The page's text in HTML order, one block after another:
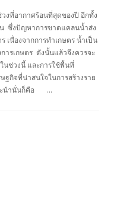
งที่อากาศร้อนที่สุดของปี อีกทั้ง
ซึ่งปัญหาการขาดแคลนน้ำส่ง
เนื่องจากการทำเกษตร น้ำเป็น
ารเกษตร ดังนั้นแล้วจึงควรจะ
นช่วงนี้ และการใช้พื้นที่
กิจที่น่าสนใจในการสร้างราย
นะนำนั่นก็คือ …